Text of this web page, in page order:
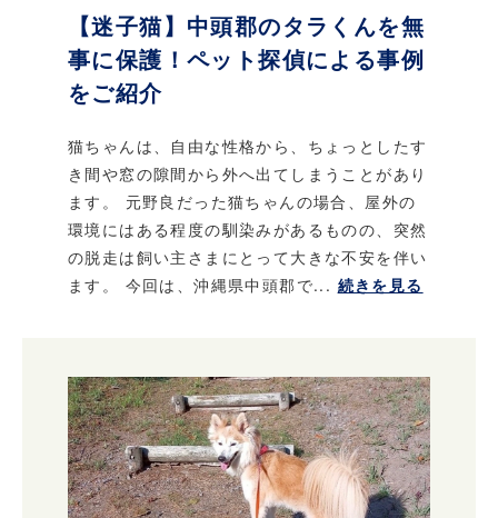
【迷子猫】中頭郡のタラくんを無
事に保護！ペット探偵による事例
をご紹介
猫ちゃんは、自由な性格から、ちょっとしたす
き間や窓の隙間から外へ出てしまうことがあり
ます。 元野良だった猫ちゃんの場合、屋外の
環境にはある程度の馴染みがあるものの、突然
の脱走は飼い主さまにとって大きな不安を伴い
ます。 今回は、沖縄県中頭郡で... 続きを見る